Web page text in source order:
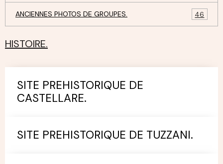
ANCIENNES PHOTOS DE GROUPES. 46
HISTOIRE.
SITE PREHISTORIQUE DE
CASTELLARE.
SITE PREHISTORIQUE DE TUZZANI.